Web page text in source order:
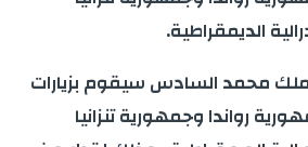
الديمقراطية.
محمد السادس سيقوم بزيارات
رواندا وجمهورية تنزانيا